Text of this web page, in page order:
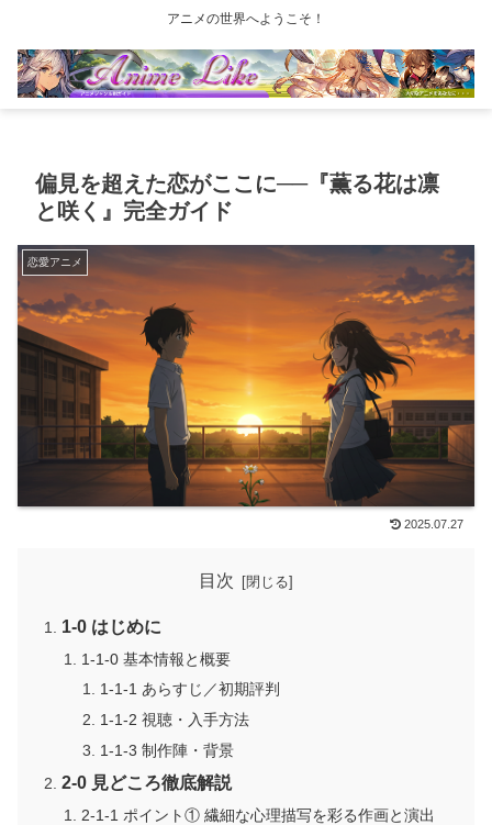
アニメの世界へようこそ！
偏見を超えた恋がここに──『薫る花は凛
と咲く』完全ガイド
恋愛アニメ
2025.07.27
目次
1-0 はじめに
1-1-0 基本情報と概要
1-1-1 あらすじ／初期評判
1-1-2 視聴・入手方法
1-1-3 制作陣・背景
2-0 見どころ徹底解説
2-1-1 ポイント① 繊細な心理描写を彩る作画と演出